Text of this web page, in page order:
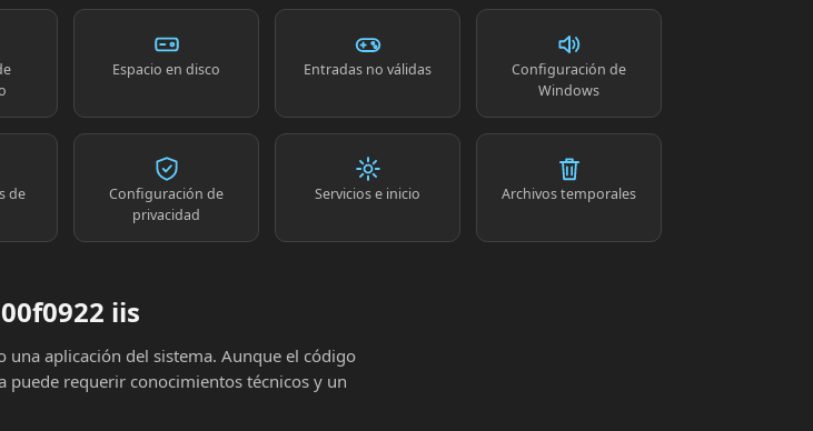
Espacio en disco Entradas no válidas
Configuración de
Windows
de
Configuración de
privacidad
Servicios e inicio Archivos temporales
iis
aplicación del sistema. Aunque el código
puede requerir conocimientos técnicos y un